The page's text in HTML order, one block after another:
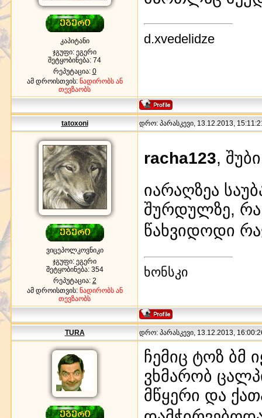
კაპიტანი
ჯგუფი: ეგერი
შეტყობინება: 74
რეპუტაცია: 0
ამ დროისთვის: ნადირობს ან
თევზაობს
d.xvedelidze
tatoxoni დრო: პარასკევი, 13.12.2013,
ვიცეპოლკოვნიკი
ჯგუფი: ეგერი
შეტყობინება: 354
რეპუტაცია: 2
ამ დროისთვის: ნადირობს ან
თევზაობს
racha123,
იარაღზეა
შურდულზე, რა
წახვიდოდი
ხონსკი
TURA დრო: პარასკევი, 13.12.2013,
ჩემიც ტოზ ბმ
ვხმარობ
მწყერი და